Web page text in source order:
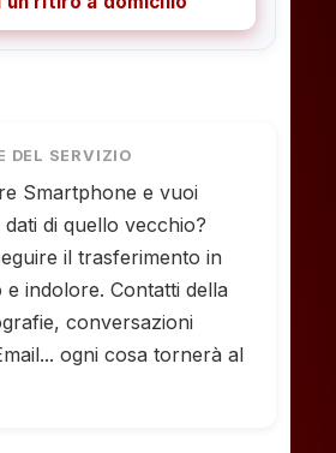
DEL SERVIZIO
Smartphone e vuoi
di quello vecchio?
il trasferimento in
e indolore. Contatti della
conversazioni
ogni cosa tornerà al